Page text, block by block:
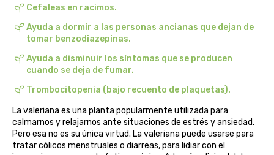
Cefaleas en racimos.
Ayuda a dormir a las personas ancianas que dejan de
tomar benzodiazepinas.
Ayuda a disminuir los síntomas que se producen
cuando se deja de fumar.
Trombocitopenia (bajo recuento de plaquetas).
La valeriana es una planta popularmente utilizada para
calmarnos y relajarnos ante situaciones de estrés y ansiedad.
Pero esa no es su única virtud. La valeriana puede usarse para
tratar cólicos menstruales o diarreas, para lidiar con el
bifemme
biobel
biobio
biocop
biofloral